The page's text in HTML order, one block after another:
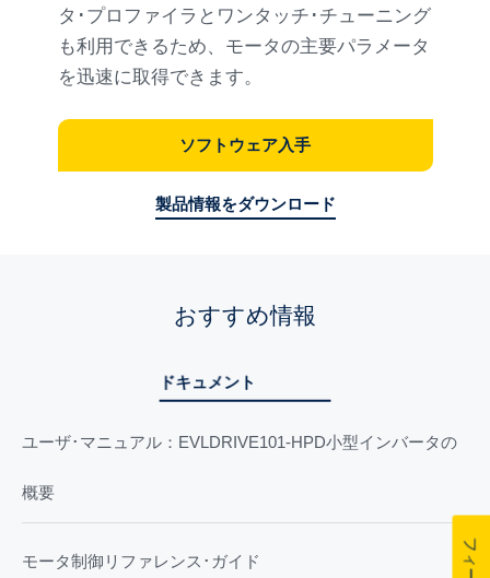
タ･プロファイラとワンタッチ･チューニング
も利用できるため、モータの主要パラメータ
を迅速に取得できます。
ソフトウェア入手
製品情報をダウンロード
おすすめ情報
ドキュメント
ユーザ･マニュアル：EVLDRIVE101-HPD小型インバータの
概要
モータ制御リファレンス･ガイド